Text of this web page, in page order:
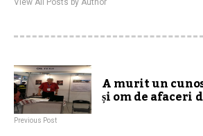
View All Posts by Author
A murit un
și om de afaceri
Previous Post